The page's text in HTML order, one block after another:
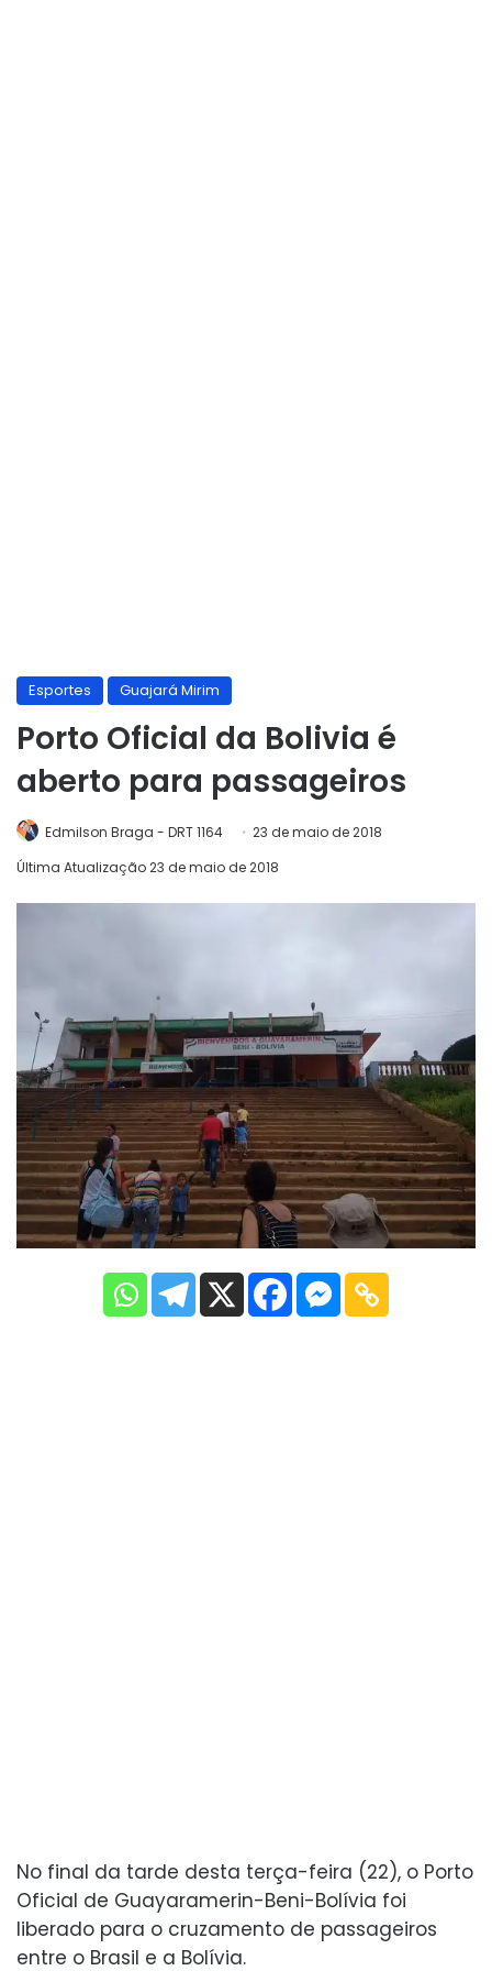
Esportes Guajará Mirim
Porto Oficial da Bolivia é
aberto para passageiros
Edmilson Braga - DRT 1164
23 de maio de 2018
Última Atualização 23 de maio de 2018
No final da tarde desta terça-feira (22), o Porto
Oficial de Guayaramerin-Beni-Bolívia foi
liberado para o cruzamento de passageiros
entre o Brasil e a Bolívia.